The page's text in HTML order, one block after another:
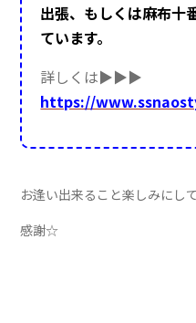
出張、もしくは麻布十
ています。
詳しくは▶︎▶︎▶︎
https://
お逢い出来ること楽しみにし
感謝☆